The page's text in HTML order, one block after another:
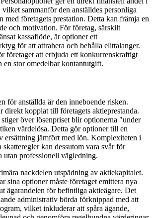
sammanför den anställdes personliga
med företagets prestation. Detta kan främja en
och motivation. För företag, särskilt
kassaflöde, är optioner ett
för att attrahera och behålla elittalanger.
företaget att erbjuda ett konkurrenskraftigt
en stor omedelbar kontantutgift.
för anställda är den inneboende risken.
direkt kopplat till företagets aktieprestanda.
över lösenpriset blir optionerna "under
värdelösa. Detta gör optioner till en
ersättning jämfört med lön. Komplexiteten i
skatteregler kan dessutom vara svår för
utan professionell vägledning.
nackdelen utspädning av aktiekapitalet.
sina optioner måste företaget emittera nya
ägarandelen för befintliga aktieägare. Det
administrativ börda förknippad med att
vilket inkluderar att spåra ägande,